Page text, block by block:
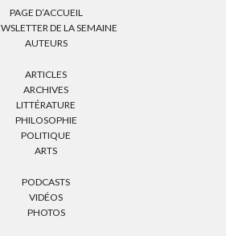
PAGE D’ACCUEIL
DE LA SEMAINE
AUTEURS
ARTICLES
ARCHIVES
LITTÉRATURE
PHILOSOPHIE
POLITIQUE
ARTS
PODCASTS
VIDÉOS
PHOTOS